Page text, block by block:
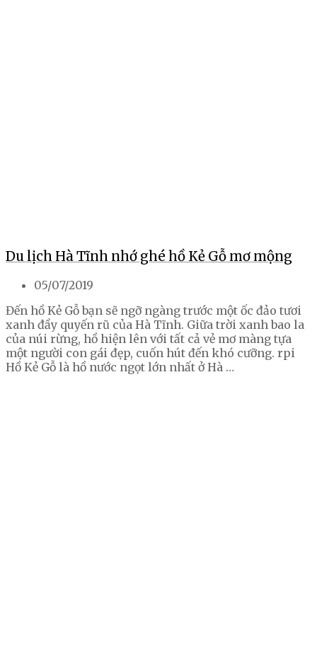
Du lịch Hà Tĩnh nhớ ghé hồ Kẻ Gỗ mơ mộng
05/07/2019
Đến hồ Kẻ Gỗ bạn sẽ ngỡ ngàng trước một ốc đảo tươi
xanh đầy quyến rũ của Hà Tĩnh. Giữa trời xanh bao la
của núi rừng, hồ hiện lên với tất cả vẻ mơ màng tựa
một người con gái đẹp, cuốn hút đến khó cưỡng. rpi
Hồ Kẻ Gỗ là hồ nước ngọt lớn nhất ở Hà …